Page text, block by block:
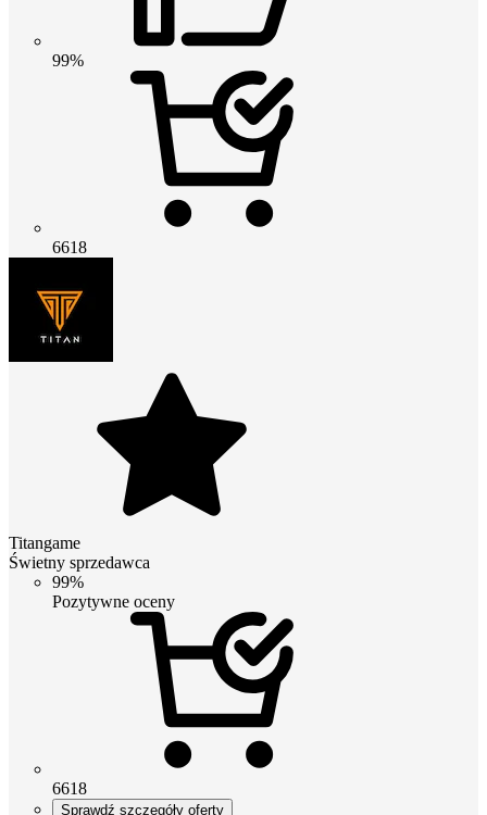
99%
6618
Titangame
Świetny sprzedawca
99%
Pozytywne oceny
6618
Sprawdź szczegóły oferty